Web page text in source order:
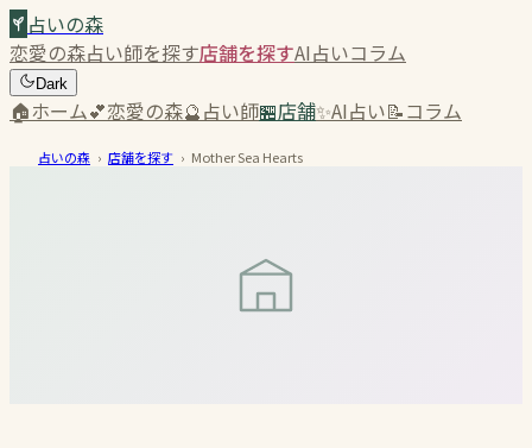
占いの森
恋愛の森占い師を探す店舗を探すAI占いコラム
Dark
🏠ホーム💕恋愛の森🔮占い師🏪店舗✨AI占い📝コラム
占いの森 › 店舗を探す › Mother Sea Hearts